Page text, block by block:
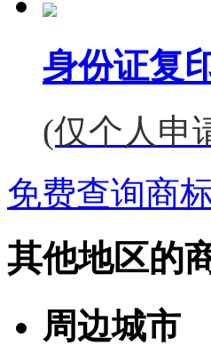
身份证复
(仅个人申
免费查询商
其他地区的
周边城市